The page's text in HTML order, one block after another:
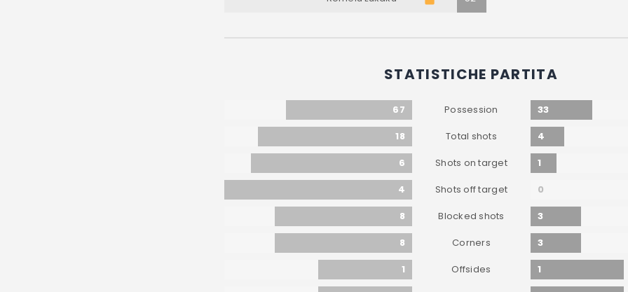
STATISTICHE PARTITA
67 Possession
33
18
Total shots
4
6
Shots on target
1
4
Shots off target
0
8
Blocked shots
3
8
Corners
3
1
Offsides
1